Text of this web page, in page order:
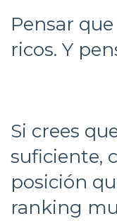
Pensar
ricos. Y
Si crees
suficiente,
posición
ranking